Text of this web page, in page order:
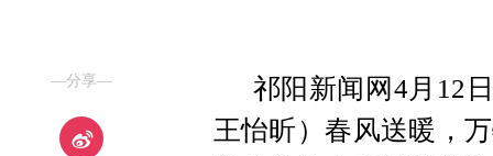
—分享—
祁阳新闻网4月12
王怡昕）春风送暖，